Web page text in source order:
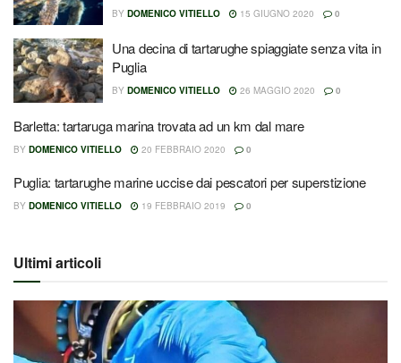
BY DOMENICO VITIELLO 15 GIUGNO 2020 0
Una decina di tartarughe spiaggiate senza vita in
Puglia
BY DOMENICO VITIELLO 26 MAGGIO 2020 0
Barletta: tartaruga marina trovata ad un km dal mare
BY DOMENICO VITIELLO 20 FEBBRAIO 2020 0
Puglia: tartarughe marine uccise dai pescatori per superstizione
BY DOMENICO VITIELLO 19 FEBBRAIO 2019 0
Ultimi articoli